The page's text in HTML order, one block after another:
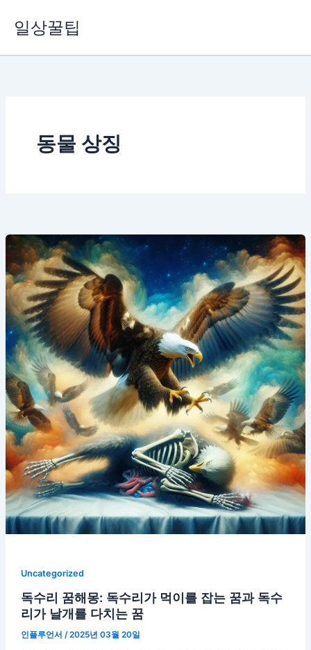
로
일상꿀팁
동물 상징
Uncategorized
독수리 꿈해몽: 독수리가 먹이를 잡는 꿈과 독수
리가 날개를 다치는 꿈
인플루언서 /2025년 03월 20일